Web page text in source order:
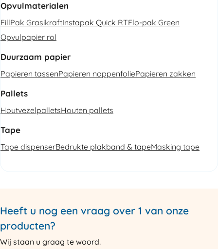
Opvulmaterialen
FillPak GrasikraftInstapak Quick RTFlo-pak Green
Opvulpapier rol
Duurzaam papier
Papieren tassenPapieren noppenfoliePapieren zakken
Pallets
HoutvezelpalletsHouten pallets
Tape
Tape dispenserBedrukte plakband & tapeMasking tape
Heeft u nog een vraag over 1 van onze
producten?
Wij staan u graag te woord.